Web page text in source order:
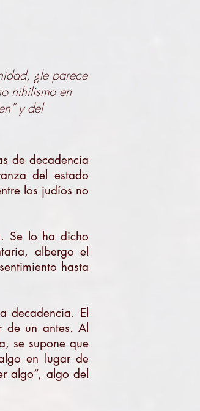
¿le parece
nihilismo en
y del
de decadencia
del estado
los judíos no
Se lo ha dicho
albergo el
hasta
decadencia. El
de un antes. Al
se supone que
en lugar de
algo”, algo del